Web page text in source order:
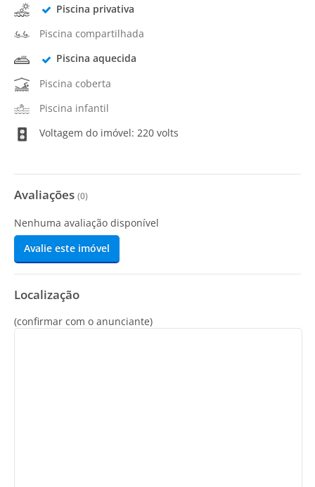
Piscina privativa
Piscina compartilhada
Piscina aquecida
Piscina coberta
Piscina infantil
Voltagem do imóvel: 220 volts
Avaliações (0)
Nenhuma avaliação disponível
Avalie este imóvel
Localização
(confirmar com o anunciante)